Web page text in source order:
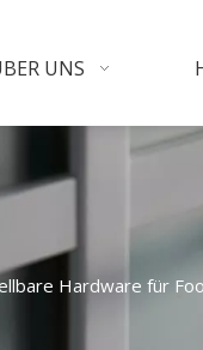
UNS
Hardware für